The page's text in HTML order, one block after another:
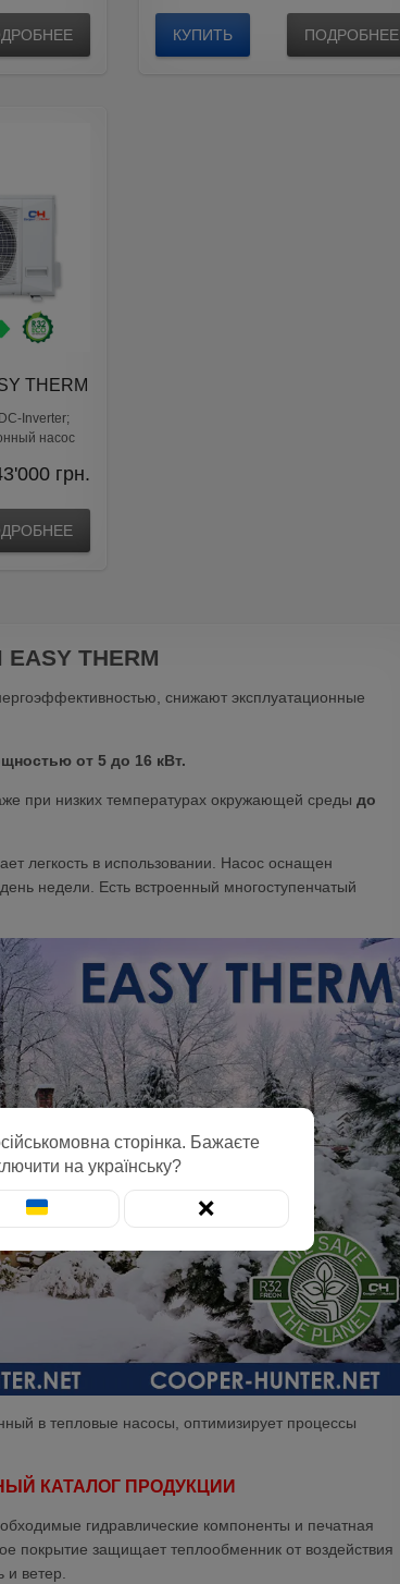
КУПИТЬ ПОДРОБНЕЕ
THERM
Inverter;
насос
грн.
THERM
снижают эксплуатационные
от 5 до 16 кВт.
при низких температурах окружающей среды до
легкость в использовании. Насос оснащен
недели. Есть встроенный многоступенчатый
в тепловые насосы, оптимизирует процессы
КАТАЛОГ ПРОДУКЦИИ
гидравлические компоненты и печатная
покрытие защищает теплообменник от воздействия
ветер.
сторінка. Бажаєте
на українську?
❌